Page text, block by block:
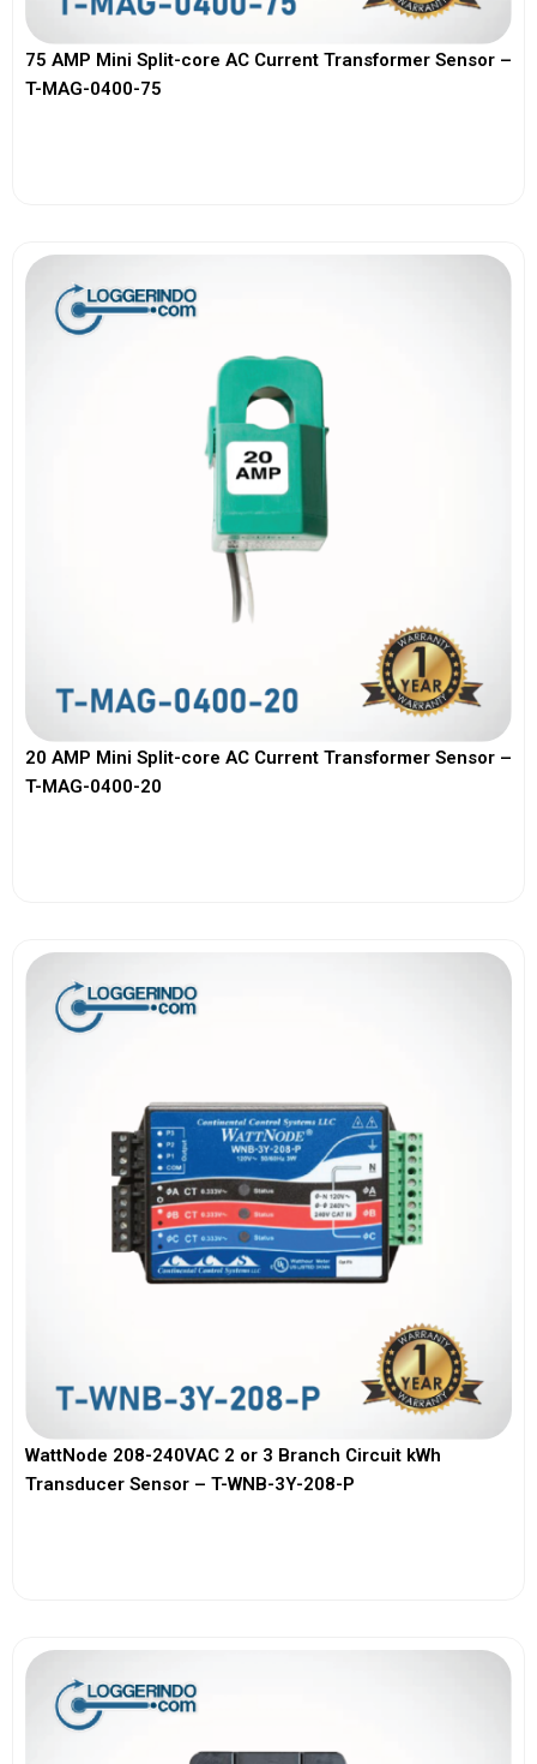
75 AMP Mini Split-core AC Current Transformer Sensor –
T-MAG-0400-75
20 AMP Mini Split-core AC Current Transformer Sensor –
T-MAG-0400-20
WattNode 208-240VAC 2 or 3 Branch Circuit kWh
Transducer Sensor – T-WNB-3Y-208-P